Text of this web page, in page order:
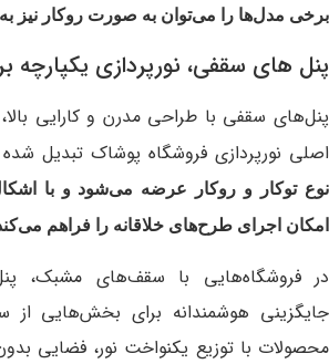
برخی مدل‌ها را می‌توان به صورت روکار نیز به
پنل های سقفی، نورپردازی یکپارچه
پنل‌های سقفی با طراحی مدرن و کارایی بالا،
اصلی نورپردازی فروشگاه پوشاک تبدیل
نوع توکار و روکار عرضه می‌شود و با
امکان اجرای طرح‌های خلاقانه را فراهم
در فروشگاه‌هایی با سقف‌های مشبک،
جایگزینی هوشمندانه برای بخش‌هایی
محصولات با توزیع یکنواخت نور، فضایی